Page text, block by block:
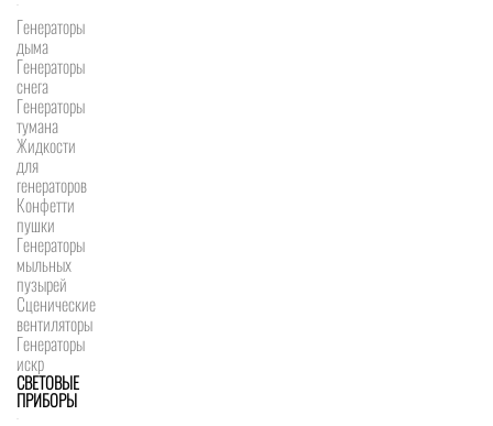
Генераторы
дыма
Генераторы
снега
Генераторы
тумана
Жидкости
для
генераторов
Конфетти
пушки
Генераторы
мыльных
пузырей
Сценические
вентиляторы
Генераторы
искр
СВЕТОВЫЕ
ПРИБОРЫ